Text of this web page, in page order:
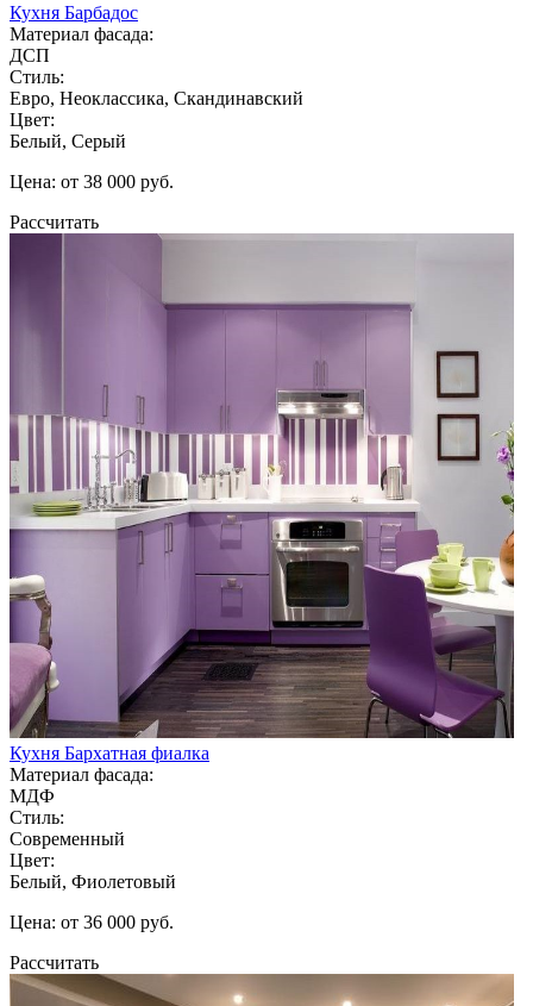
Кухня Барбадос
Материал фасада:
ДСП
Стиль:
Евро, Неоклассика, Скандинавский
Цвет:
Белый, Серый
Цена: от 38 000 руб.
Рассчитать
Кухня Бархатная фиалка
Материал фасада:
МДФ
Стиль:
Современный
Цвет:
Белый, Фиолетовый
Цена: от 36 000 руб.
Рассчитать